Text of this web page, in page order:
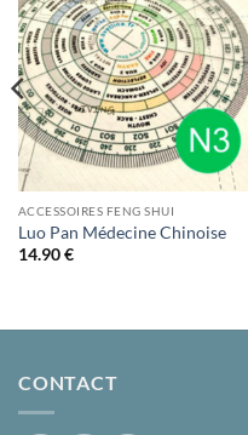
Ajouter
à la liste
d’envies
ACCESSOIRES FENG SHUI
Luo Pan Médecine Chinoise
14.90€
CONTACT